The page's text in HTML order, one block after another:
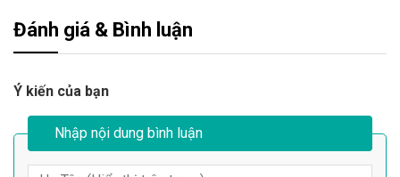
Đánh giá & Bình luận
Ý kiến của bạn
Nhập nội dung bình luận